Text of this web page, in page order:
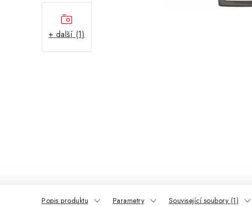
+ další (1)
Popis produktu Parametry Související soubory (1)